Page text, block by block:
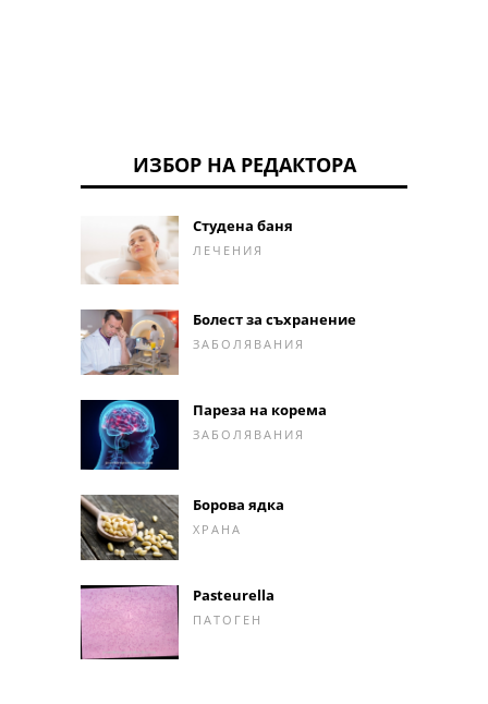
ИЗБОР НА РЕДАКТОРА
Студена баня
ЛЕЧЕНИЯ
Болест за съхранение
ЗАБОЛЯВАНИЯ
Пареза на корема
ЗАБОЛЯВАНИЯ
Борова ядка
ХРАНА
Pasteurella
ПАТОГЕН